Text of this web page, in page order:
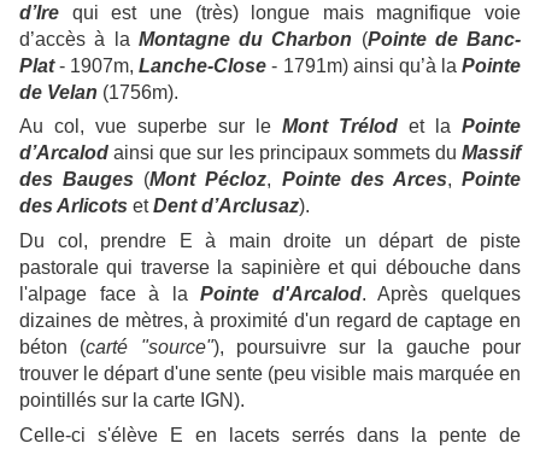
d’Ire qui est une (très) longue mais magnifique voie
d’accès à la Montagne du Charbon (Pointe de Banc-
Plat- 1907m,Lanche-Close - 1791m) ainsi qu’à laPointe
de Velan (1756m).
Au col, vue superbe sur le Mont Trélod et la Pointe
d’Arcalod ainsi que sur les principaux sommets du Massif
des Bauges (Mont Pécloz, Pointe des Arces,Pointe
des Arlicots etDent d’Arclusaz).
Du col, prendre E à main droite un départ de piste
pastorale qui traverse la sapinière et qui débouche dans
l'alpage face à laPointe d'Arcalod. Après quelques
dizaines de mètres, à proximité d'un regard de captage en
béton (carté "source"), poursuivre sur la gauche pour
trouver le départ d'une sente (peu visible mais marquée en
pointillés sur la carte IGN).
Celle-ci s'élève E en lacets serrés dans la pente de